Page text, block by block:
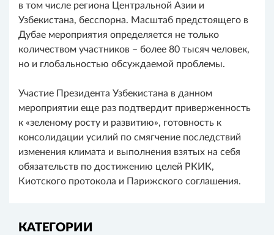
в том числе региона Центральной Азии и
Узбекистана, бесспорна. Масштаб предстоящего в
Дубае мероприятия определяется не только
количеством участников – более 80 тысяч человек,
но и глобальностью обсуждаемой проблемы.
Участие Президента Узбекистана в данном
мероприятии еще раз подтвердит приверженность
к «зеленому росту и развитию», готовность к
консолидации усилий по смягчение последствий
изменения климата и выполнения взятых на себя
обязательств по достижению целей РКИК,
Киотского протокола и Парижского соглашения.
КАТЕГОРИИ